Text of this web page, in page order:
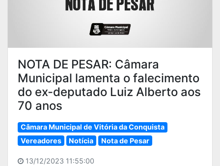
NOTA DE PESAR: Câmara
Municipal lamenta o falecimento
do ex-deputado Luiz Alberto aos
70 anos
Câmara Municipal de Vitória da Conquista
Vereadores
Notícia Nota de Pesar
13/12/2023 11:55:00